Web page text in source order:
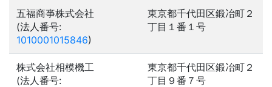
五福商亊株式会社
(法人番号:
1010001015846)
東京都千代田区鍛冶町２
丁目１番１号
株式会社相模機工
(法人番号:
東京都千代田区鍛冶町２
丁目９番７号